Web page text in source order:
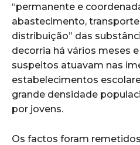
“permanente e
abastecimento,
distribuição” das
decorria há vários meses
suspeitos atuavam nas
estabelecimentos
grande densidade
por jovens.
Os factos foram